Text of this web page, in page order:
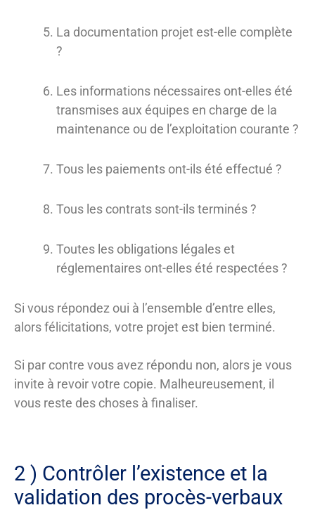
La documentation projet est-elle complète
?
Les informations nécessaires ont-elles été
transmises aux équipes en charge de la
maintenance ou de l’exploitation courante ?
Tous les paiements ont-ils été effectué ?
Tous les contrats sont-ils terminés ?
Toutes les obligations légales et
réglementaires ont-elles été respectées ?
Si vous répondez oui à l’ensemble d’entre elles,
alors félicitations, votre projet est bien terminé.
Si par contre vous avez répondu non, alors je vous
invite à revoir votre copie. Malheureusement, il
vous reste des choses à finaliser.
2 ) Contrôler l’existence et la
validation des procès-verbaux